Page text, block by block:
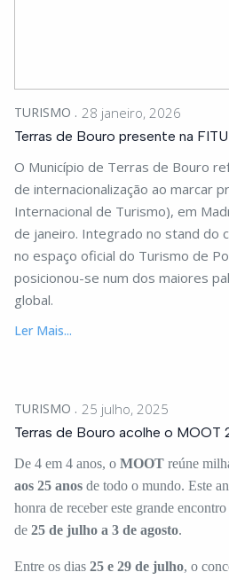
TURISMO 28 janeiro, 2026
Terras de Bouro presente na
O Município de Terras de Bouro
de internacionalização ao marcar
Internacional de Turismo), em
de janeiro. Integrado no stand do
no espaço oficial do Turismo de
posicionou-se num dos maiores
global.
Ler Mais...
TURISMO 25 julho, 2025
Terras de Bouro acolhe o MOOT
De 4 em 4 anos, o MOOT reúne
aos 25 anos de todo o mundo. Este
honra de receber este grande
de 25 de julho a 3 de agosto.
Entre os dias 25 e 29 de julho, o